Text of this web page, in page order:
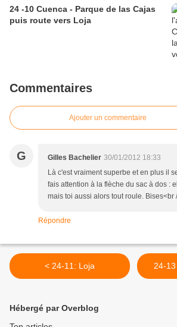
24 -10 Cuenca - Parque de las Cajas
puis route vers Loja
Commentaires
Ajouter un commentaire
G Gilles Bachelier 30/01/2012 18:33
Là c'est vraiment superbe et en plus il
fais attention à la flèche du sac à dos :
mais toi aussi alors tout roule. Bises<br
Répondre
< 24-11: Loja
Hébergé par Overblog